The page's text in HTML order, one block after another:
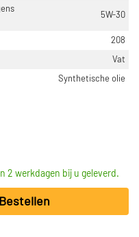
SAE
5W-30
208
Vat
Synthetische olie
2 werkdagen bij u geleverd.
Bestellen